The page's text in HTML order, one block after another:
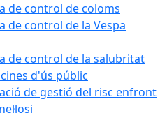
de control de coloms
de control de la Vespa
de control de la salubritat
d'ús públic
de gestió del risc enfront